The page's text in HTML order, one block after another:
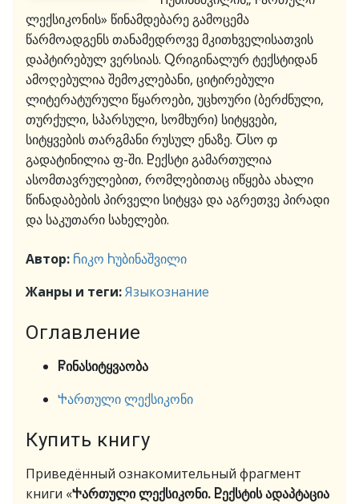
ლექსიკონის» წინამდებარე გამოცემა
წარმოადგენს თანამედროვე მკითხველისათვის
დაპტირებულ ვერსიას. Ⴍრიგინალურ ტექსტიდან
ამოღებულია შემოკლებანი, ციტირებული
ლიტერატურული წყაროები, უცხოური (ბერძნული,
თურქული, სპარსული, სომხური) სიტყვები,
სიტყვების თარგმანი რუსულ ენაზე. Ⴀსო ჶ
გადატინილია ფ-ში. Ⴒექსტი გამართულია
ასომთავრულებით, რომლებითაც იწყება ახალი
წინადაბების პირველი სიტყვა და აგრეთვე პირადი
და საკუთარი სახელები.
Автор: Ⴌიკო Ⴙუბინაშვილი
Жанры и теги:Языкознание
Оглавление
Ⴜინასიტყვაობა
Ⴕართული ლექსიკონი
Купить книгу
Приведённый ознакомительный фрагмент
книги «Ⴕართული ლექსიკონი. Ⴒექსტის ადაპტაცია